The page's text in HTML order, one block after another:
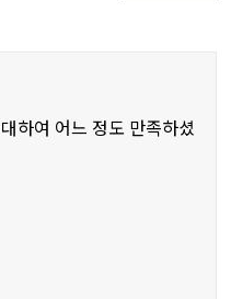
하여 어느 정도 만족하셨